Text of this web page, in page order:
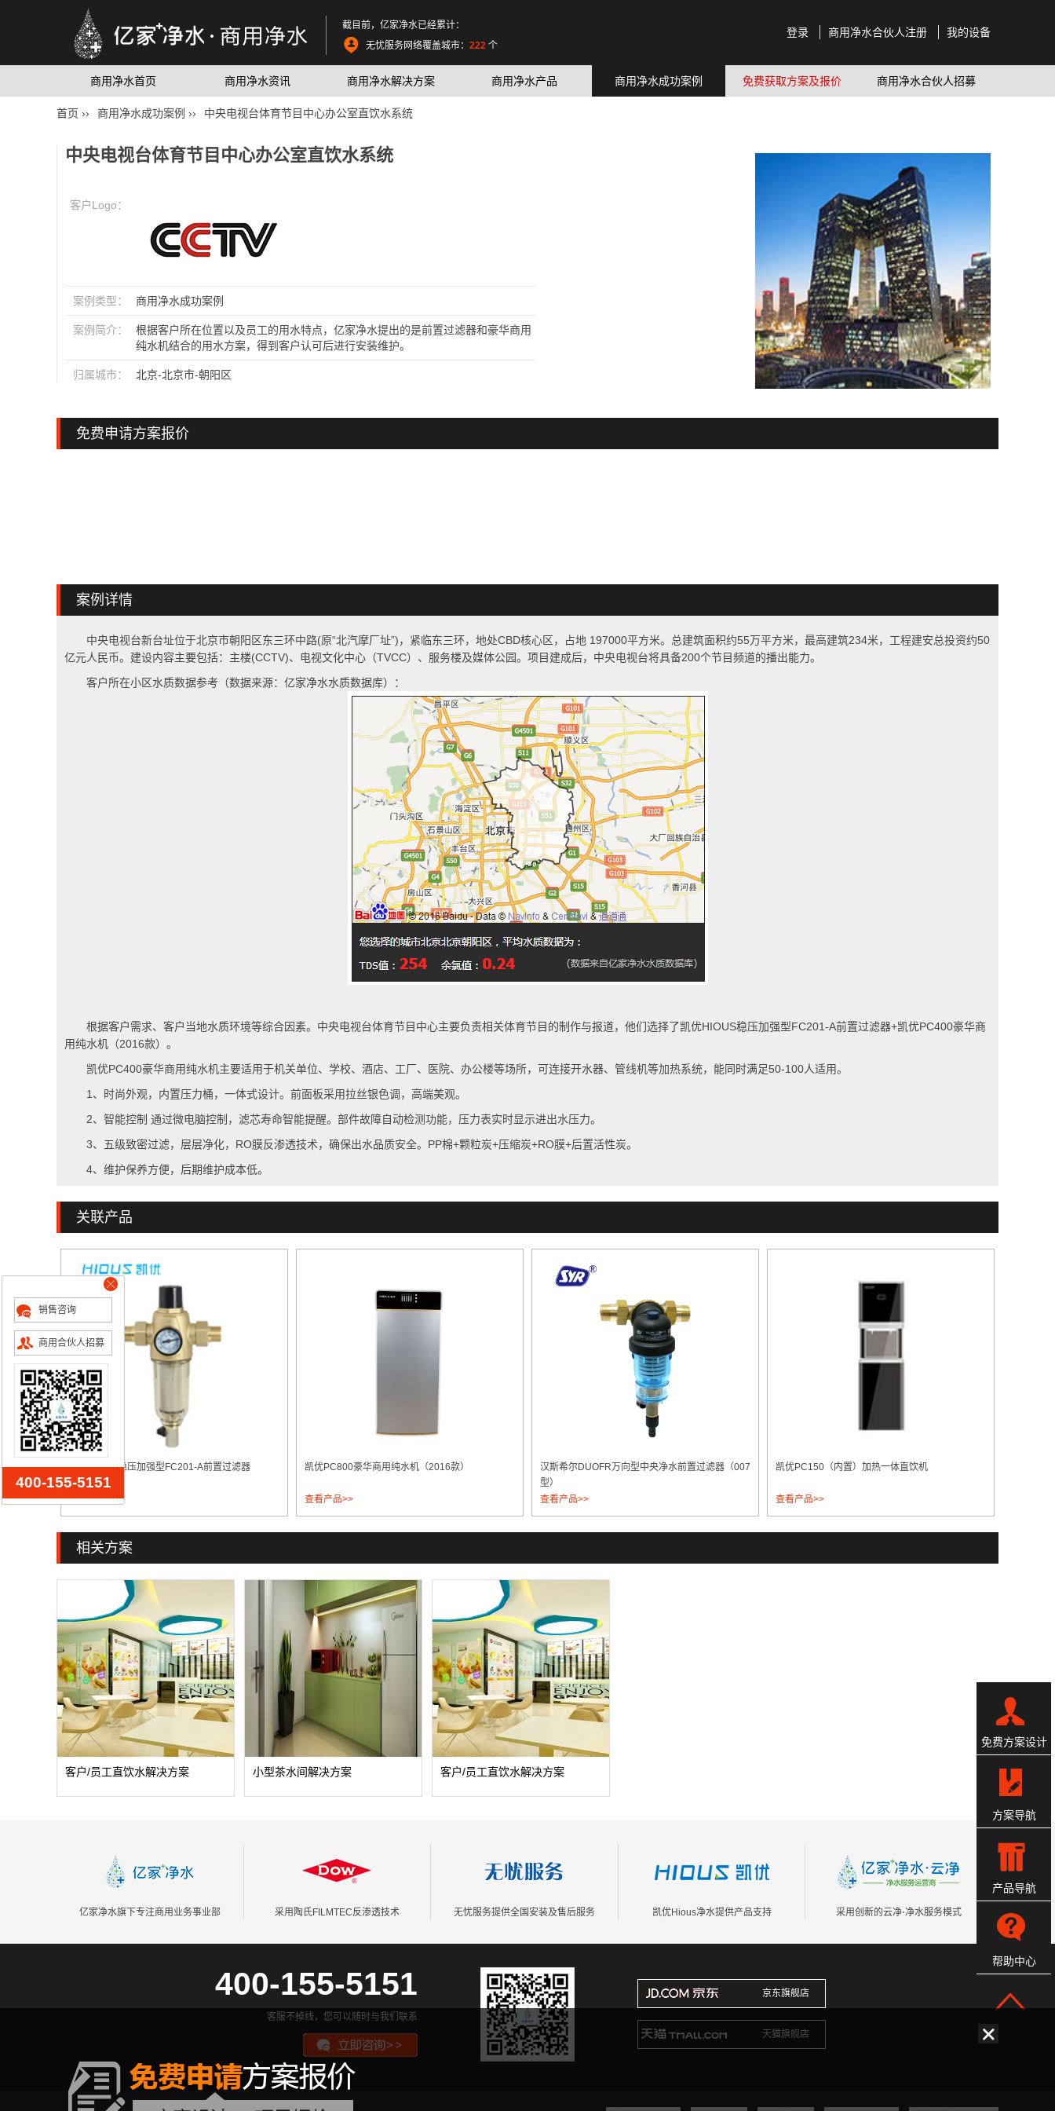
截目前，亿家净水已经累计：
净水：50298006吨
无忧服务网络覆盖城市：222个
无忧服务工程师：
登录 商用净水合伙人注册 我的设备
商用净水首页 商用净水资讯 商用净水解决方案 商用净水产品 商用净水成功案例 免费获取方案及报价 商用净水合伙人招募
首页 ›› 商用净水成功案例 ›› 中央电视台体育节目中心办公室直饮水系统
中央电视台体育节目中心办公室直饮水系统
客户Logo：
案例类型： 商用净水成功案例
案例简介：
根据客户所在位置以及员工的用水特点，亿家净水提出的是前置过滤器和豪华商用
纯水机结合的用水方案，得到客户认可后进行安装维护。
归属城市： 北京-北京市-朝阳区
免费申请方案报价
案例详情
中央电视台新台址位于北京市朝阳区东三环中路(原“北汽摩厂址”)，紧临东三环，地处CBD核心区，占地 197000平方米。总建筑面积约55万平方米，最高建筑234米，工程建安总投资约50
亿元人民币。建设内容主要包括：主楼(CCTV)、电视文化中心（TVCC）、服务楼及媒体公园。项目建成后，中央电视台将具备200个节目频道的播出能力。
客户所在小区水质数据参考（数据来源：亿家净水水质数据库）：
根据客户需求、客户当地水质环境等综合因素。中央电视台体育节目中心主要负责相关体育节目的制作与报道，他们选择了凯优HIOUS稳压加强型FC201-A前置过滤器+凯优PC400豪华商
用纯水机（2016款）。
凯优PC400豪华商用纯水机主要适用于机关单位、学校、酒店、工厂、医院、办公楼等场所，可连接开水器、管线机等加热系统，能同时满足50-100人适用。
1、时尚外观，内置压力桶，一体式设计。前面板采用拉丝银色调，高端美观。
2、智能控制 通过微电脑控制，滤芯寿命智能提醒。部件故障自动检测功能，压力表实时显示进出水压力。
3、五级致密过滤，层层净化，RO膜反渗透技术，确保出水品质安全。PP棉+颗粒炭+压缩炭+RO膜+后置活性炭。
4、维护保养方便，后期维护成本低。
关联产品
凯优HIOUS稳压加强型FC201-A前置过滤器
查看产品>>
凯优PC800豪华商用纯水机（2016款）
查看产品>>
汉斯希尔DUOFR万向型中央净水前置过滤器（007
型）
查看产品>>
凯优PC150（内置）加热一体直饮机
查看产品>>
相关方案
客户/员工直饮水解决方案 小型茶水间解决方案 客户/员工直饮水解决方案
亿家净水旗下专注商用业务事业部 采用陶氏FILMTEC反渗透技术 无忧服务提供全国安装及售后服务 凯优Hious净水提供产品支持 采用创新的云净⋅净水服务模式
400-155-5151
客服不掉线，您可以随时与我们联系
京东旗舰店
天猫旗舰店
免费方案设计
方案导航
产品导航
帮助中心
销售咨询
商用合伙人招募
400-155-5151